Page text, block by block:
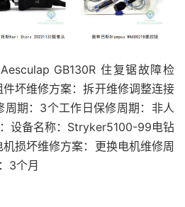
GB130R 住复锯故障检
坏维修方案：拆开维修调整连接
周期：3个工作日保修周期：非人
设备名称：Stryker5100-99电钻
损坏维修方案：更换电机维修周
3个月